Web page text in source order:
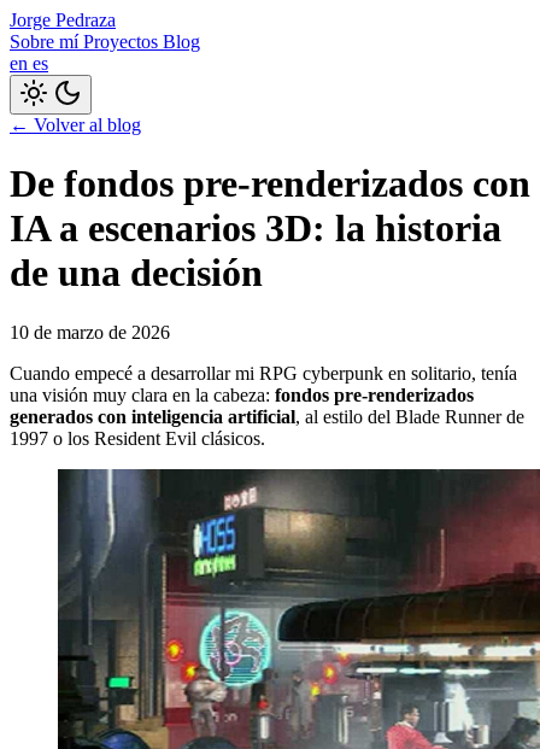
Jorge Pedraza
Sobre míProyectos Blog
en es
← Volver al blog
De fondos pre-renderizados con
IA a escenarios 3D: la historia
de una decisión
10 de marzo de 2026
Cuando empecé a desarrollar mi RPG cyberpunk en solitario, tenía
una visión muy clara en la cabeza: fondos pre-renderizados
generados con inteligencia artificial, al estilo del Blade Runner de
1997 o los Resident Evil clásicos.